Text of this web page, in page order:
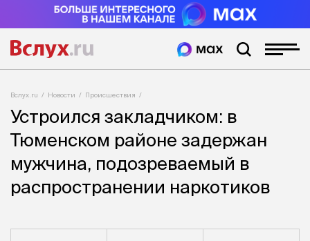
Вслух.ru Новости Происшествия
Устроился закладчиком: в
Тюменском районе задержан
мужчина, подозреваемый в
распространении наркотиков